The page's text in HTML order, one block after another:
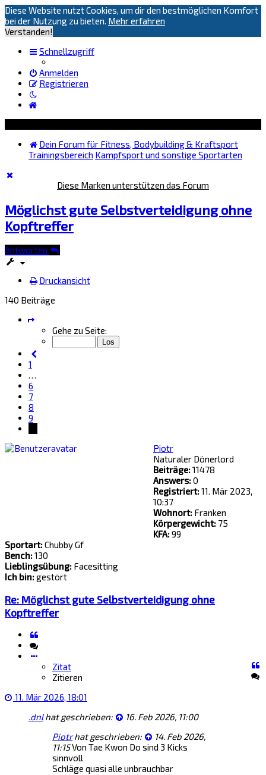
Diese Website nutzt Cookies, um dir den bestmöglichen Komfort
bei der Nutzung zu bieten. Mehr erfahren
Verstanden!
Schnellzugriff
Anmelden
Registrieren
Dein Forum für Fitness, Bodybuilding & Kraftsport
Trainingsbereich Kampfsport und sonstige Sportarten
Diese Marken unterstützen das Forum
Möglichst gute Selbstverteidigung ohne
Kopftreffer
Antworten
Druckansicht
140 Beiträge
Seite
von
10
Gehe zu Seite:
1
…
6
7
8
9
Piotr
Naturaler Dönerlord
Beiträge:11478
Answers:0
Registriert:11. Mär 2023,
10:37
Wohnort: Franken
Körpergewicht: 75
KFA:99
Sportart:Chubby Gf
Bench:130
Lieblingsübung: Facesitting
Ich bin:gestört
Re: Möglichst gute Selbstverteidigung ohne
Kopftreffer
Zitat
Zitieren
11. Mär 2026, 18:01
.dnlhat geschrieben:
16. Feb 2026, 11:00
Piotrhat geschrieben:
14. Feb 2026,
11:15Von Tae Kwon Do sind 3 Kicks
sinnvoll
Schläge quasi alle unbrauchbar